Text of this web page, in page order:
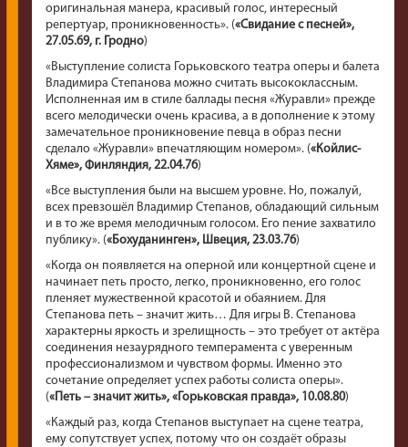
оригинальная манера, красивый голос, интересный
репертуар, проникновенность». («Свидание с песней»,
27.05.69, г. Гродно)
«Выступление солиста Горьковского театра оперы и балета
Владимира Степанова можно считать высококлассным.
Исполненная им в стиле баллады песня «Журавли» прежде
всего мелодически очень красива, а в дополнение к этому
замечательное проникновение певца в образ песни
сделало «Журавли» впечатляющим номером». («Койлис-
Хяме», Финляндия, 22.04.76)
«Все выступления были на высшем уровне. Но, пожалуй,
всех превзошёл Владимир Степанов, обладающий сильным
и в то же время мелодичным голосом. Его пение захватило
публику». («Бохуданинген», Швеция, 23.03.76)
«Когда он появляется на оперной или концертной сцене и
начинает петь просто, легко, проникновенно, его голос
пленяет мужественной красотой и обаянием. Для
Степанова петь – значит жить… Для игры В. Степанова
характерны яркость и зрелищность – это требует от актёра
соединения незаурядного темперамента с уверенным
профессионализмом и чувством формы. Именно это
сочетание определяет успех работы солиста оперы».
(«Петь – значит жить», «Горьковская правда», 10.08.80)
«Каждый раз, когда Степанов выступает на сцене театра,
ему сопутствует успех, потому что он создаёт образы